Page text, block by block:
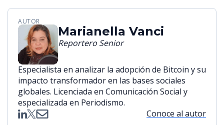
AUTOR
Marianella Vanci
Reportero Senior
Especialista en analizar la adopción de Bitcoin y su
impacto transformador en las bases sociales
globales. Licenciada en Comunicación Social y
especializada en Periodismo.
Conoce al autor